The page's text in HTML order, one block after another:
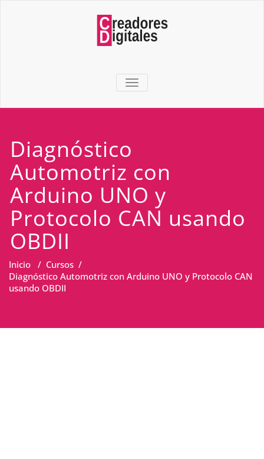
TOGGLE NAVIGATION
Diagnóstico
Automotriz con
Arduino UNO y
Protocolo CAN usando
OBDII
Inicio / Cursos /
Diagnóstico Automotriz con Arduino UNO y Protocolo CAN
usando OBDII